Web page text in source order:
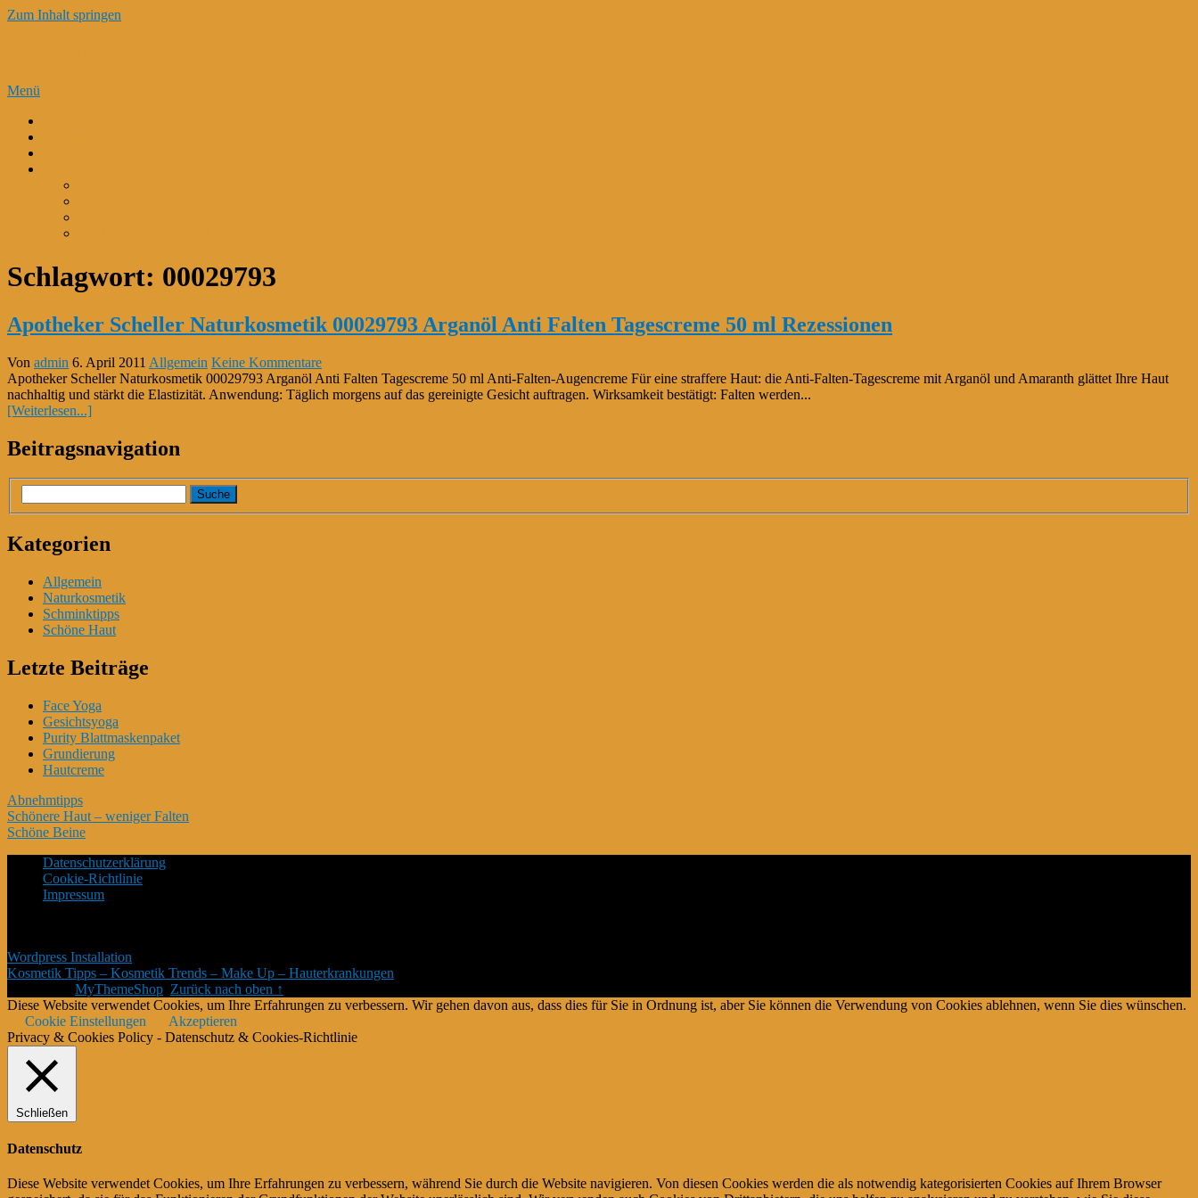
Zum Inhalt springen
Menü
Schlagwort: 00029793
Apotheker Scheller Naturkosmetik 00029793 Arganöl Anti Falten Tagescreme 50 ml Rezessionen
Von admin 6. April 2011 Allgemein Keine Kommentare
Apotheker Scheller Naturkosmetik 00029793 Arganöl Anti Falten Tagescreme 50 ml Anti-Falten-Augencreme Für eine straffere Haut: die Anti-Falten-Tagescreme mit Arganöl und Amaranth glättet Ihre Haut
nachhaltig und stärkt die Elastizität. Anwendung: Täglich morgens auf das gereinigte Gesicht auftragen. Wirksamkeit bestätigt: Falten werden...
[Weiterlesen...]
Beitragsnavigation
Kategorien
Allgemein
Naturkosmetik
Schminktipps
Schöne Haut
Letzte Beiträge
Face Yoga
Gesichtsyoga
Purity Blattmaskenpaket
Grundierung
Hautcreme
Abnehmtipps
Schönere Haut – weniger Falten
Schöne Beine
Datenschutzerklärung
Cookie-Richtlinie
Impressum
Wordpress Installation
Kosmetik Tipps – Kosmetik Trends – Make Up – Hauterkrankungen
MyThemeShop Zurück nach oben ↑
Diese Website verwendet Cookies, um Ihre Erfahrungen zu verbessern. Wir gehen davon aus, dass dies für Sie in Ordnung ist, aber Sie können die Verwendung von Cookies ablehnen, wenn Sie dies wünschen.
Cookie Einstellungen
Akzeptieren
Privacy & Cookies Policy - Datenschutz & Cookies-Richtlinie
Schließen
Datenschutz
Diese Website verwendet Cookies, um Ihre Erfahrungen zu verbessern, während Sie durch die Website navigieren. Von diesen Cookies werden die als notwendig kategorisierten Cookies auf Ihrem Browser